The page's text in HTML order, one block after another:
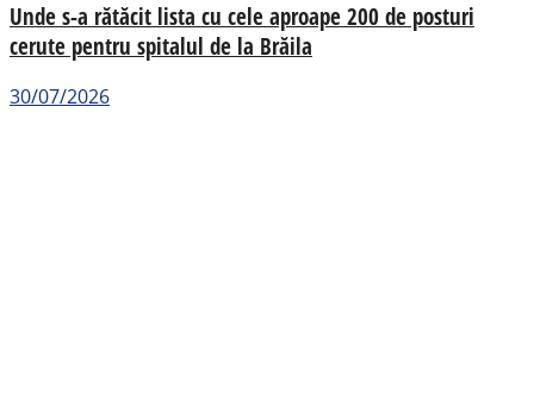
Unde s-a rătăcit lista cu cele aproape 200 de posturi
cerute pentru spitalul de la Brăila
30/07/2026